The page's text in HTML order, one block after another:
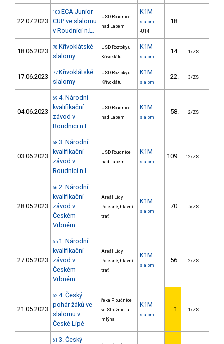
22.07.2023
103 ECA Junior
CUP ve slalomu
v Roudnici n.L.
USD Roudnice
nad Labem
K1M
slalom
-U14
18.
18.06.2023 78 Křivoklátské
slalomy
USD Roztoky u
Křivoklátu
K1M
slalom
14. 1/ZS
17.06.2023 77 Křivoklátské
slalomy
USD Roztoky u
Křivoklátu
K1M
slalom
22. 3/ZS
04.06.2023
69 4. Národní
kvalifikační
závod v
Roudnici n.L.
USD Roudnice
nad Labem
K1M
slalom
58. 2/ZS
03.06.2023
68 3. Národní
kvalifikační
závod v
Roudnici n.L.
USD Roudnice
nad Labem
K1M
slalom
109. 12/ZS
28.05.2023
66 2. Národní
kvalifikační
závod v
Českém
Vrbném
Areál Lídy
Polesné, hlavní
trať
K1M
slalom
70. 5/ZS
27.05.2023
65 1. Národní
kvalifikační
závod v
Českém
Vrbném
Areál Lídy
Polesné, hlavní
trať
K1M
slalom
56. 2/ZS
21.05.2023
62 4. Český
pohár žáků ve
slalomu v
České Lípě
řeka Ploučnice
ve Stružnici u
mlýna
K1M
slalom
1. 1/ZS
61 3. Český